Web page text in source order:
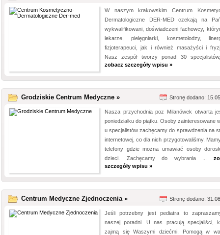
W naszym krakowskim Centrum
Dermatologiczne DER-MED czekają na
wykwalifikowani, doświadczeni fachowcy,
lekarze, pielęgniarki, kosmetolodzy,
fizjoterapeuci, jak i również masażyści i
Nasz zespół tworzy ponad 30
zobacz szczegóły wpisu »
Grodziskie Centrum Medyczne » Stronę dodano:
Nasza przychodnia poz Milanówek otwarta
poniedziałku do piątku. Osoby zainteresowane
u specjalistów zachęcamy do sprawdzenia na
internetowej, co dla nich przygotowaliśmy.
telefony gdzie można umawiać osoby
dzieci. Zachęcamy do wybrania ...
szczegóły wpisu »
Centrum Medyczne Zjednoczenia » Stronę dodano:
Jeśli potrzebny jest pediatra to
naszej poradni. U nas pracują specjaliści,
zajmą się Waszymi dziećmi. Pomogą w